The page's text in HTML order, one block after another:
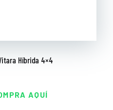
Híbrida 4×4
AQUÍ